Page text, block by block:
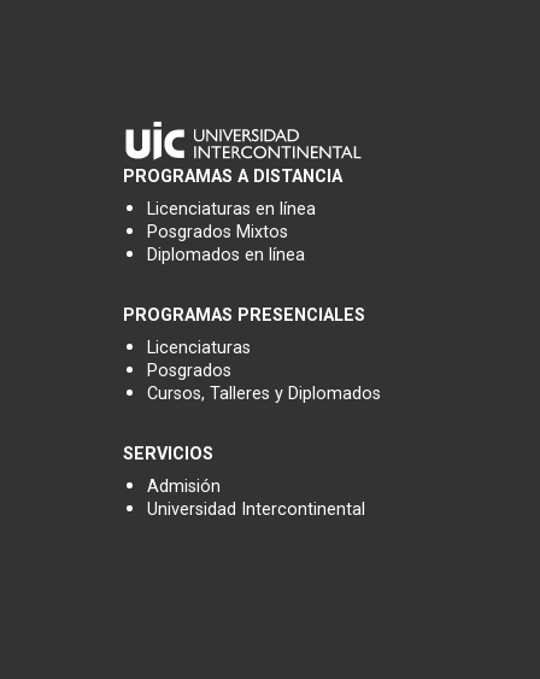
PROGRAMAS A DISTANCIA
Licenciaturas en línea
Posgrados Mixtos
Diplomados en línea
PROGRAMAS PRESENCIALES
Licenciaturas
Posgrados
Cursos, Talleres y Diplomados
SERVICIOS
Admisión
Universidad Intercontinental